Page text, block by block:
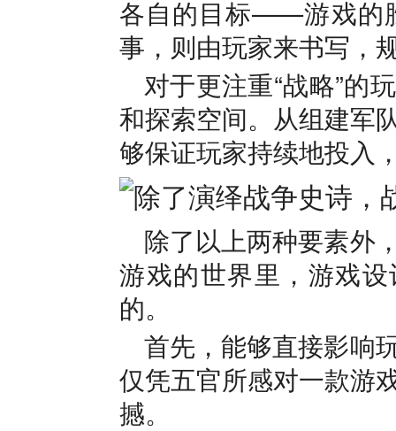
各自的目标——游戏的
事，则由玩家来书写，
对于更注重“战略”的
和探索空间。从组建军
够保证玩家持续地投入
除了以上两种要素外
游戏的世界里，游戏设
的。
首先，能够直接影响
仅凭五官所感对一款游
撼。